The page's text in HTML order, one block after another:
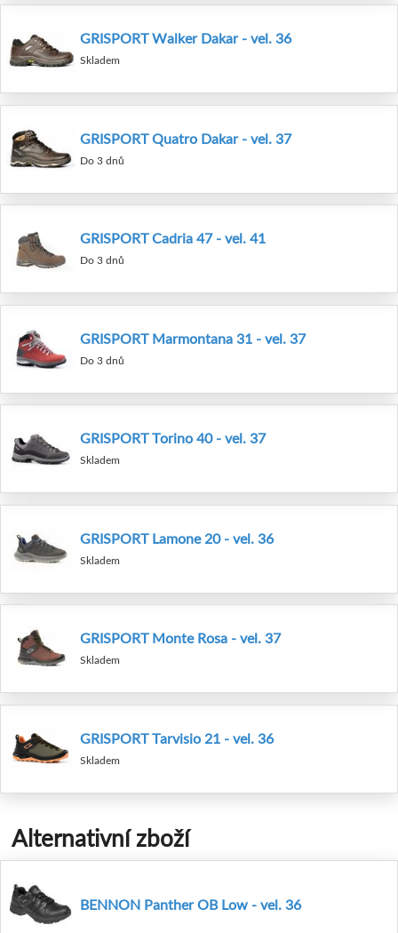
GRISPORT Walker Dakar - vel. 36
Skladem
GRISPORT Quatro Dakar - vel. 37
Do 3 dnů
GRISPORT Cadria 47 - vel. 41
Do 3 dnů
GRISPORT Marmontana 31 - vel. 37
Do 3 dnů
GRISPORT Torino 40 - vel. 37
Skladem
GRISPORT Lamone 20 - vel. 36
Skladem
GRISPORT Monte Rosa - vel. 37
Skladem
GRISPORT Tarvisio 21 - vel. 36
Skladem
Alternativní zboží
BENNON Panther OB Low - vel. 36